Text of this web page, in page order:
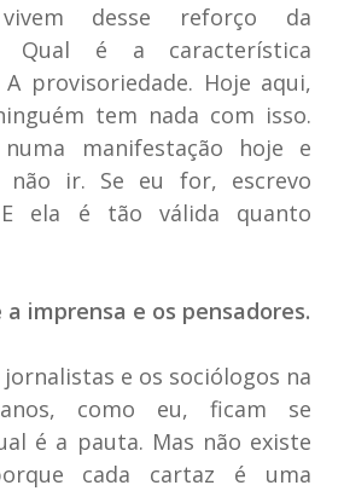
vivem desse reforço da
Qual é a característica
A provisoriedade. Hoje aqui,
tem nada com isso.
manifestação hoje e
não ir. Se eu for, escrevo
ela é tão válida quanto
a imprensa e os pensadores.
jornalistas e os sociólogos na
como eu, ficam se
é a pauta. Mas não existe
cada cartaz é uma